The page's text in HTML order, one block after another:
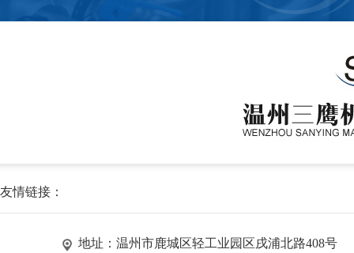
友情链接：
地址：温州市鹿城区轻工业园区戌浦北路408号